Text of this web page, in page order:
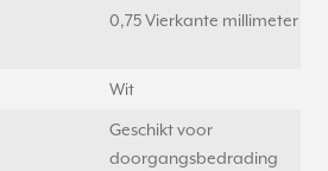
0,75 Vierkante millimeter
Wit
Geschikt voor
doorgangsbedrading